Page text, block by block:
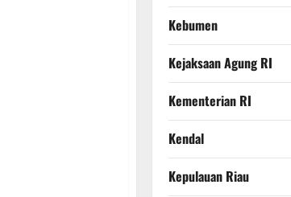
Kebumen
Kejaksaan Agung RI
Kementerian RI
Kendal
Kepulauan Riau